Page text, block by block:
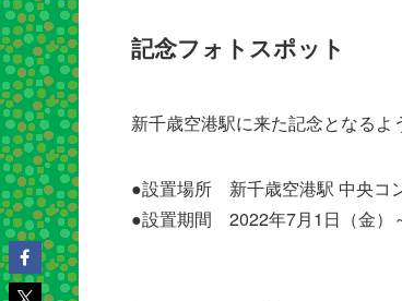
記念フォトスポット
新千歳空港駅に来た記念となるよ
●設置場所 新千歳空港駅 中央コ
●設置期間 2022年7月1日（金）